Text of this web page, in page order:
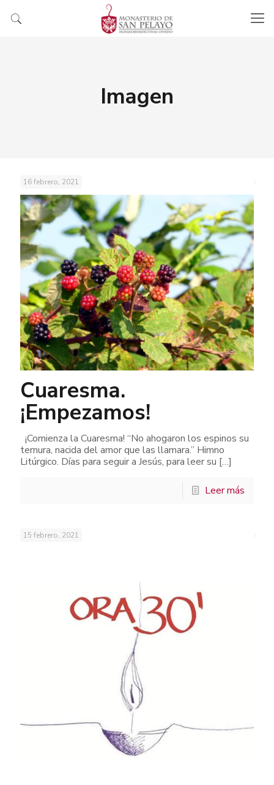
Imagen
16 febrero, 2021
Cuaresma.
¡Empezamos!
¡Comienza la Cuaresma! “No ahogaron los espinos su
ternura, nacida del amor que las llamara.” Himno
Litúrgico. Días para seguir a Jesús, para leer su […]
Leer más
15 febrero, 2021